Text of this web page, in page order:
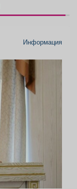
Информация